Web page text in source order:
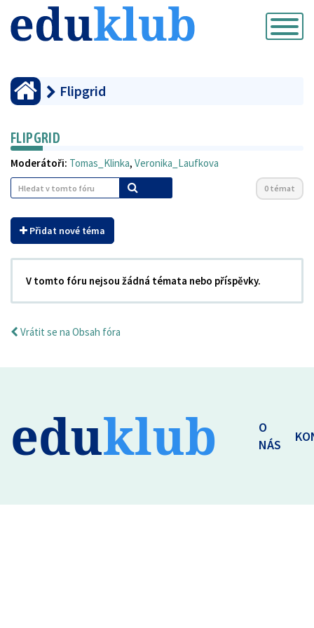
Přepnout
navigaci
Flipgrid
FLIPGRID
Moderátoři: Tomas_Klinka, Veronika_Laufkova
0 témat
Přidat nové téma
V tomto fóru nejsou žádná témata nebo příspěvky.
Vrátit se na Obsah fóra
eduklub
O
NÁS